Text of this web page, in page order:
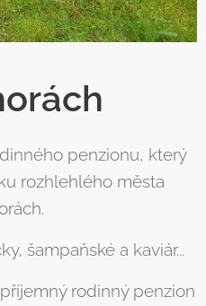
penzionu, který
rozhlehlého města
šampaňské a kaviár...
rodinný penzion